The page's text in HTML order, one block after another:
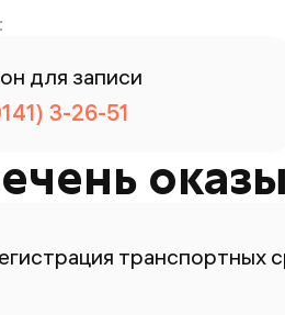
для записи
3-26-51
транспортных